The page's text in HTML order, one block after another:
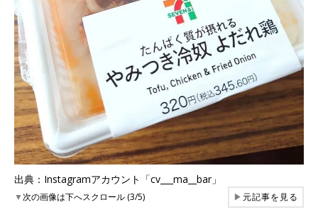
出典：Instagramアカウント「cv___ma__bar」
▼次の画像は下へスクロール (3/5) ▶元記事を見る